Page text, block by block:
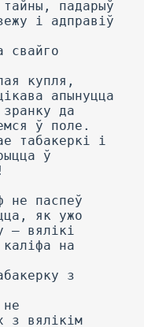
падарыў
і адправіў
свайго
купля,
апынуцца
да
ў поле.
табакеркі і
ў
не паспеў
як ужо
— вялікі
на
з
з вялікім